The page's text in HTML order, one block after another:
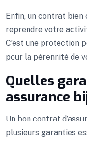
Enfin, un contrat
reprendre votre
C’est une protection
pour la pérennité de
Quelles
assurance
Un bon contrat
plusieurs garanties